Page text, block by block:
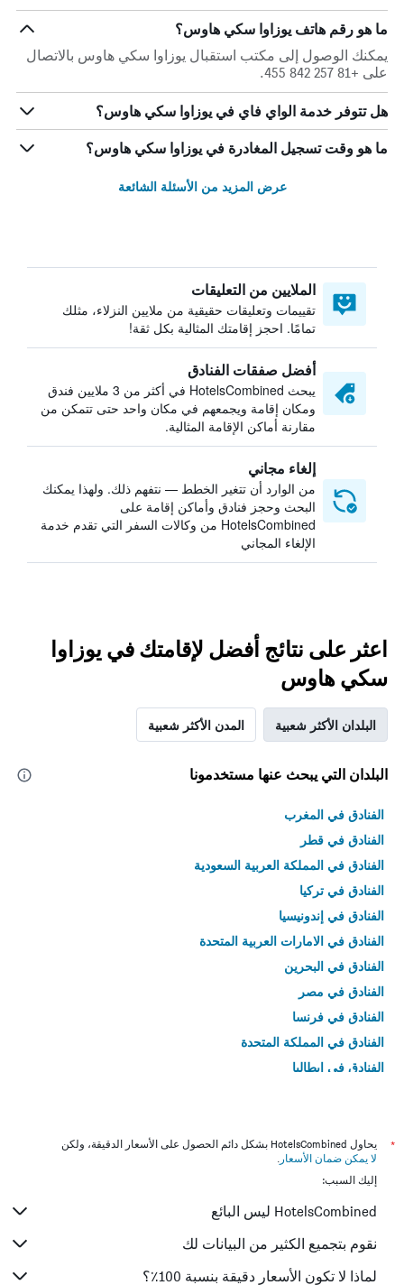
ما هو رقم هاتف يوزاوا سكي هاوس؟
يمكنك الوصول إلى مكتب استقبال يوزاوا سكي هاوس بالاتصال
على +81 257 842 455.
هل تتوفر خدمة الواي فاي في يوزاوا سكي هاوس؟
ما هو وقت تسجيل المغادرة في يوزاوا سكي هاوس؟
عرض المزيد من الأسئلة الشائعة
الملايين من التعليقات
تقييمات وتعليقات حقيقية من ملايين النزلاء، مثلك
تمامًا. احجز إقامتك المثالية بكل ثقة!
أفضل صفقات الفنادق
يبحث HotelsCombined في أكثر من 3 ملايين فندق
ومكان إقامة ويجمعهم في مكان واحد حتى تتمكن من
مقارنة أماكن الإقامة المثالية.
إلغاء مجاني
من الوارد أن تتغير الخطط — نتفهم ذلك. ولهذا يمكنك
البحث وحجز فنادق وأماكن إقامة على
HotelsCombined من وكالات السفر التي تقدم خدمة
الإلغاء المجاني
اعثر على نتائج أفضل لإقامتك في يوزاوا
سكي هاوس
البلدان الأكثر شعبية المدن الأكثر شعبية
البلدان التي يبحث عنها مستخدمونا
الفنادق في المغرب
الفنادق في قطر
الفنادق في المملكة العربية السعودية
الفنادق في تركيا
الفنادق في إندونيسيا
الفنادق في الامارات العربية المتحدة
الفنادق في البحرين
الفنادق في مصر
الفنادق في فرنسا
الفنادق في المملكة المتحدة
الفنادق في إيطاليا
*
يحاول HotelsCombined بشكل دائم الحصول على الأسعار الدقيقة، ولكن
لا يمكن ضمان الأسعار .
إليك السبب:
HotelsCombined ليس البائع
نقوم بتجميع الكثير من البيانات لك
لماذا لا تكون الأسعار دقيقة بنسبة 100٪؟